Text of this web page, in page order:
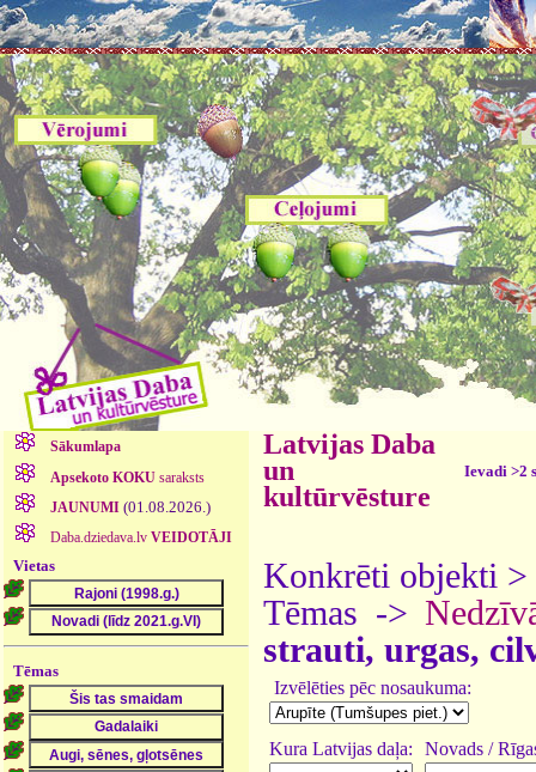
Sākumlapa
Apsekoto KOKUsaraksts
JAUNUMI (01.08.2026.)
Daba.dziedava.lv VEIDOTĀJI
Vietas
Tēmas
Latvijas Daba
un
kultūrvēsture
Ievadi >2
Konkrēti objekti >
Tēmas ->
strauti, urgas,
Izvēlēties pēc nosaukuma:
Kura Latvijas daļa: Novads /